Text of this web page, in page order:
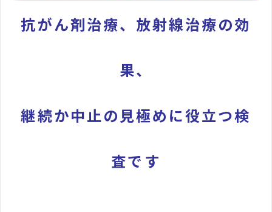
抗がん剤治療、放射線治療の効
果、
継続か中止の見極めに役立つ検
査です